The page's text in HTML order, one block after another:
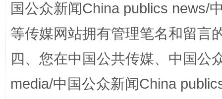
国公众新闻China publics news/
等传媒网站拥有管理笔名和留言
四、您在中国公共传媒、中国公
media/中国公众新闻China